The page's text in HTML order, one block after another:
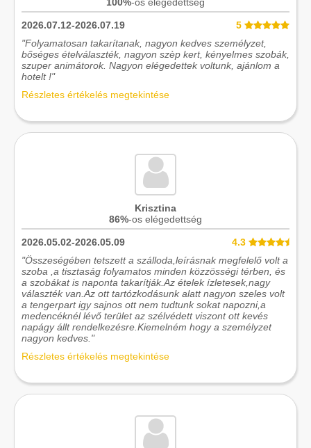
2026.07.12-2026.07.19
5
"Folyamatosan takarítanak, nagyon kedves személyzet,
bőséges ételválaszték, nagyon szèp kert, kényelmes szobák,
szuper animátorok. Nagyon elégedettek voltunk, ajánlom a
hotelt !"
Részletes értékelés megtekintése
Krisztina
86%-os elégedettség
2026.05.02-2026.05.09
4.3
"Összeségében tetszett a szálloda,leírásnak megfelelő volt a
szoba ,a tisztaság folyamatos minden közzösségi térben, és
a szobákat is naponta takarítják.Az ételek ízletesek,nagy
választék van.Az ott tartózkodásunk alatt nagyon szeles volt
a tengerpart igy sajnos ott nem tudtunk sokat napozni,a
medencéknél lévő terület az szélvédett viszont ott kevés
napágy állt rendelkezésre.Kiemelném hogy a személyzet
nagyon kedves."
Részletes értékelés megtekintése